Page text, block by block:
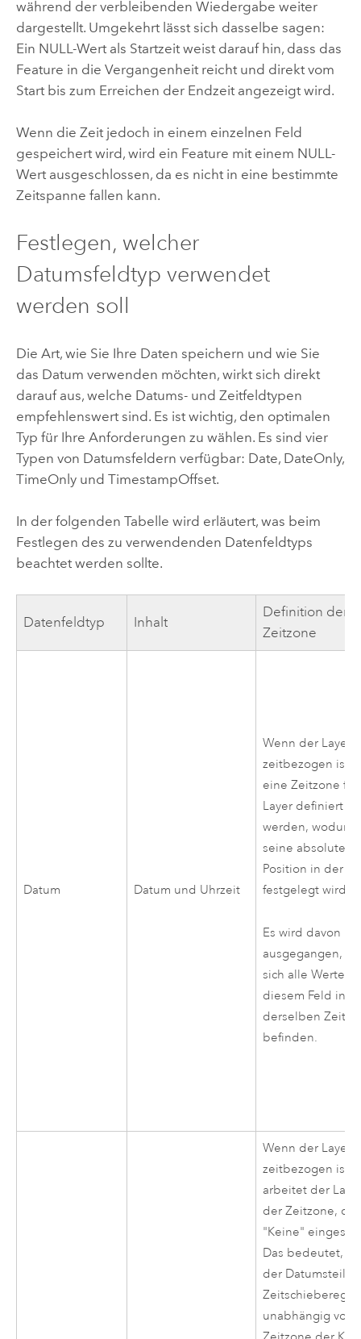
während der verbleibenden Wiedergabe weiter
dargestellt. Umgekehrt lässt sich dasselbe sagen:
Ein NULL-Wert als Startzeit weist darauf hin, dass das
Feature in die Vergangenheit reicht und direkt vom
Start bis zum Erreichen der Endzeit angezeigt wird.
Wenn die Zeit jedoch in einem einzelnen Feld
gespeichert wird, wird ein Feature mit einem NULL-
Wert ausgeschlossen, da es nicht in eine bestimmte
Zeitspanne fallen kann.
Festlegen, welcher
Datumsfeldtyp verwendet
werden soll
Die Art, wie Sie Ihre Daten speichern und wie Sie
das Datum verwenden möchten, wirkt sich direkt
darauf aus, welche Datums- und Zeitfeldtypen
empfehlenswert sind. Es ist wichtig, den optimalen
Typ für Ihre Anforderungen zu wählen. Es sind vier
Typen von Datumsfeldern verfügbar: Date, DateOnly,
TimeOnly und TimestampOffset.
In der folgenden Tabelle wird erläutert, was beim
Festlegen des zu verwendenden Datenfeldtyps
beachtet werden sollte.
Datenfeldtyp Inhalt
Definition der
Zeitzone
Datum Datum und Uhrzeit
Wenn der Layer
zeitbezogen ist,
eine Zeitzone
Layer definiert
werden, wodurch
seine absolute
Position in der
festgelegt wird.
Es wird davon
ausgegangen,
sich alle Werte in
diesem Feld in
derselben
befinden.
Wenn der Layer
zeitbezogen ist,
arbeitet der
der Zeitzone,
"Keine"
Das bedeutet,
der Datumsteil
unabhängig von